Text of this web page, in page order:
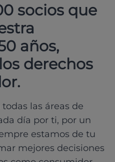
socios que
años,
derechos
las áreas de
día por ti, por un
estamos de tu
mejores decisiones